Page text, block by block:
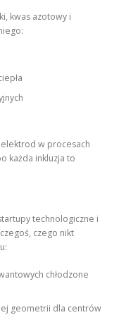
kwas azotowy i
w procesach
każda inkluzja to
technologiczne i
czego nikt
chłodzone
geometrii dla centrów